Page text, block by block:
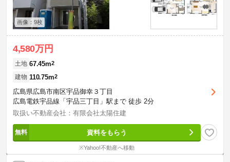
画像：9枚
4,580万円
土地 67.45m2
建物 110.75m2
広島県広島市南区宇品御幸３丁目
広島電鉄宇品線「宇品三丁目」駅まで 徒歩 2分
取扱い不動産会社：有限会社太陽住建
資料をもらう
※Yahoo!不動産へ移動